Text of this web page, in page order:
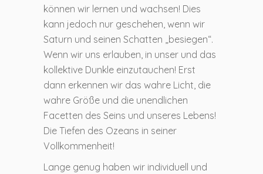
können wir lernen und wachsen! Dies
kann jedoch nur geschehen, wenn wir
Saturn und seinen Schatten „besiegen“.
Wenn wir uns erlauben, in unser und das
kollektive Dunkle einzutauchen! Erst
dann erkennen wir das wahre Licht, die
wahre Größe und die unendlichen
Facetten des Seins und unseres Lebens!
Die Tiefen des Ozeans in seiner
Vollkommenheit!
Lange genug haben wir individuell und